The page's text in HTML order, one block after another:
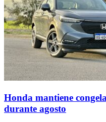
Honda mantiene
durante agosto